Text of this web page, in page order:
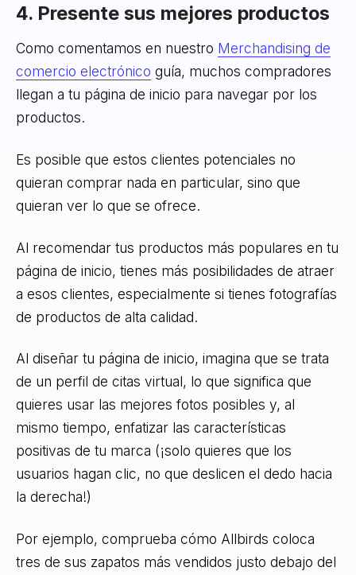
4. Presente sus mejores productos
Como comentamos en nuestro Merchandising de
comercio electrónico guía, muchos compradores
llegan a tu página de inicio para navegar por los
productos.
Es posible que estos clientes potenciales no
quieran comprar nada en particular, sino que
quieran ver lo que se ofrece.
Al recomendar tus productos más populares en tu
página de inicio, tienes más posibilidades de atraer
a esos clientes, especialmente si tienes fotografías
de productos de alta calidad.
Al diseñar tu página de inicio, imagina que se trata
de un perfil de citas virtual, lo que significa que
quieres usar las mejores fotos posibles y, al
mismo tiempo, enfatizar las características
positivas de tu marca (¡solo quieres que los
usuarios hagan clic, no que deslicen el dedo hacia
la derecha!)
Por ejemplo, comprueba cómo Allbirds coloca
tres de sus zapatos más vendidos justo debajo del